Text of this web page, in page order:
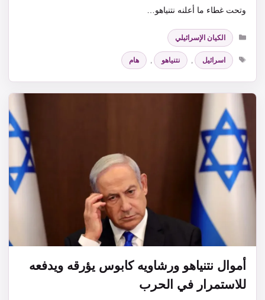
وتحت غطاء ما أعلنه نتنياهو…
التصنيفات
الكيان الإسرائيلي
الوسوم
اسرائيل نتنياهو هام
أموال نتنياهو ورشاويه كابوس يؤرقه ويدفعه
للاستمرار في الحرب